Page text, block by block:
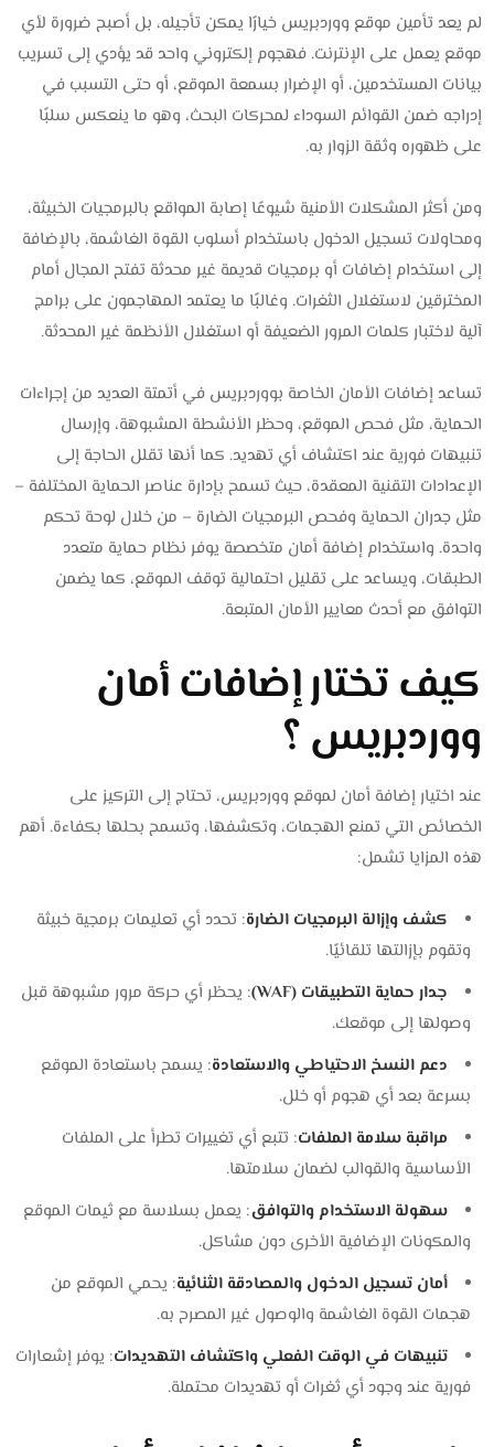
لم يعد تأمين موقع ووردبريس خيارًا يمكن تأجيله، بل أصبح ضرورة لأي
موقع يعمل على الإنترنت. فهجوم إلكتروني واحد قد يؤدي إلى تسريب
بيانات المستخدمين، أو الإضرار بسمعة الموقع، أو حتى التسبب في
إدراجه ضمن القوائم السوداء لمحركات البحث، وهو ما ينعكس سلبًا
على ظهوره وثقة الزوار به.
ومن أكثر المشكلات الأمنية شيوعًا إصابة المواقع بالبرمجيات الخبيثة،
ومحاولات تسجيل الدخول باستخدام أسلوب القوة الغاشمة، بالإضافة
إلى استخدام إضافات أو برمجيات قديمة غير محدثة تفتح المجال أمام
المخترقين لاستغلال الثغرات. وغالبًا ما يعتمد المهاجمون على برامج
آلية لاختبار كلمات المرور الضعيفة أو استغلال الأنظمة غير المحدثة.
تساعد إضافات الأمان الخاصة بووردبريس في أتمتة العديد من إجراءات
الحماية، مثل فحص الموقع، وحظر الأنشطة المشبوهة، وإرسال
تنبيهات فورية عند اكتشاف أي تهديد. كما أنها تقلل الحاجة إلى
الإعدادات التقنية المعقدة، حيث تسمح بإدارة عناصر الحماية المختلفة –
مثل جدران الحماية وفحص البرمجيات الضارة – من خلال لوحة تحكم
واحدة. واستخدام إضافة أمان متخصصة يوفر نظام حماية متعدد
الطبقات، ويساعد على تقليل احتمالية توقف الموقع، كما يضمن
التوافق مع أحدث معايير الأمان المتبعة.
كيف تختار إضافات أمان
ووردبريس ؟
عند اختيار إضافة أمان لموقع ووردبريس، تحتاج إلى التركيز على
الخصائص التي تمنع الهجمات، وتكشفها، وتسمح بحلها بكفاءة. أهم
هذه المزايا تشمل:
كشف وإزالة البرمجيات الضارة: تحدد أي تعليمات برمجية خبيثة
وتقوم بإزالتها تلقائيًا.
جدار حماية التطبيقات (WAF)
: يحظر أي حركة مرور مشبوهة قبل
وصولها إلى موقعك.
دعم النسخ الاحتياطي والاستعادة: يسمح باستعادة الموقع
بسرعة بعد أي هجوم أو خلل.
مراقبة سلامة الملفات: تتبع أي تغييرات تطرأ على الملفات
الأساسية والقوالب لضمان سلامتها.
سهولة الاستخدام والتوافق: يعمل بسلاسة مع ثيمات الموقع
والمكونات الإضافية الأخرى دون مشاكل.
أمان تسجيل الدخول والمصادقة الثنائية: يحمي الموقع من
هجمات القوة الغاشمة والوصول غير المصرح به.
تنبيهات في الوقت الفعلي واكتشاف التهديدات: يوفر إشعارات
فورية عند وجود أي ثغرات أو تهديدات محتملة.